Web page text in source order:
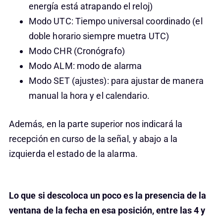
energía está atrapando el reloj)
Modo UTC: Tiempo universal coordinado (el
doble horario siempre muetra UTC)
Modo CHR (Cronógrafo)
Modo ALM: modo de alarma
Modo SET (ajustes): para ajustar de manera
manual la hora y el calendario.
Además, en la parte superior nos indicará la
recepción en curso de la señal, y abajo a la
izquierda el estado de la alarma.
Lo que si descoloca un poco es la presencia de la
ventana de la fecha en esa posición, entre las 4 y